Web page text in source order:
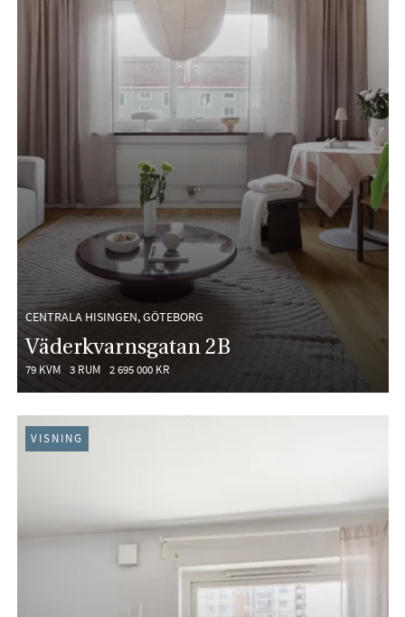
CENTRALA HISINGEN, GÖTEBORG
Väderkvarnsgatan 2B
79 KVM 3 RUM 2 695 000 KR
VISNING